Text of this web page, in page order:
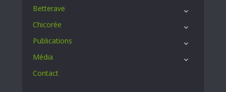
Betterave
Chicorée
Publications
Média
Contact